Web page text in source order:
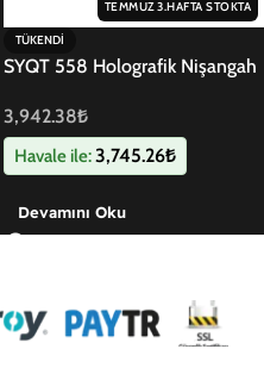
TEMMUZ 3.HAFTA STOKTA
TÜKENDI
SYQT 558 Holografik Nişangah
3,942.38₺
Havale ile:3,745.26₺
Devamını Oku